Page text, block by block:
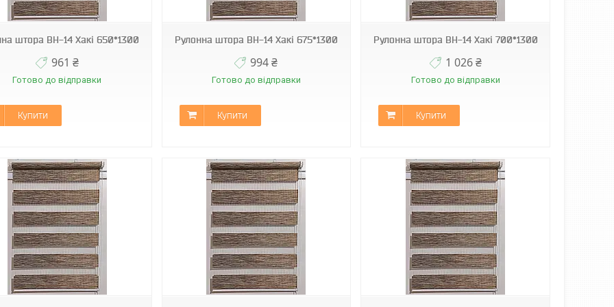
штора ВН-14 Хакі 650*1300
961 ₴
Готово до відправки
Купити
Рулонна штора ВН-14 Хакі 675*1300
994 ₴
Готово до відправки
Купити
Рулонна штора ВН-14 Хакі 700*1300
1 026 ₴
Готово до відправки
Купити
ВН-14 ВН-14